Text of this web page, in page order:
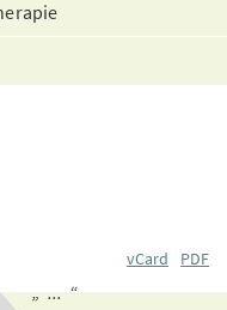
vCard
PDF
„ ... “